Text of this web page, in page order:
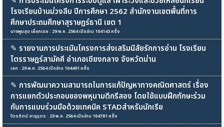
โรงเรียนบ้านม่วงลีบ ปีการศึกษา 2562 สำนักงานเขตพื้นที่การ
ศึกษาประถมศึกษาสุราษฎร์ธานี เขต 1
นางพูนสุข เผือกเดช : 29 พ.ค. 2564 เปิดอ่าน 104143 ครั้ง
✎ รายงานการประเมินโครงการส่งเสริมนิสัยรักการอ่าน โรงเรียน
ไตรราษฎร์สามัคคี อำเภอเชียงกลาง จังหวัดน่าน
เสก : 29 พ.ค. 2564 เปิดอ่าน 104491 ครั้ง
✎ การพัฒนาความสามารถในการแก้ปัญหาทางคณิตศาสตร์ เรื่อง
การแยกตัวประกอบของพหุนามดีกรีสอง โดยใช้แบบฝึกทักษะร่วม
กับการแบบร่วมมือด้วยเทคนิค STADสำหรับนักเรีย
ไตรรัตน์ สาธุบุตร : 29 พ.ค. 2564 เปิดอ่าน 104781 ครั้ง